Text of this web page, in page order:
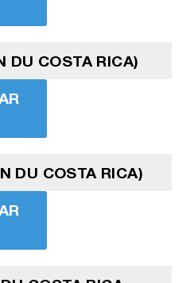
DU COSTA RICA)
DU COSTA RICA)